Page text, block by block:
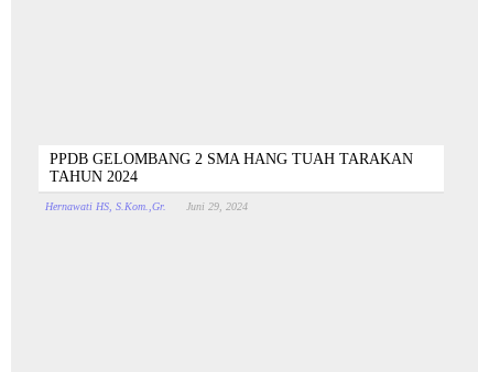
PPDB GELOMBANG 2 SMA HANG TUAH TARAKAN
TAHUN 2024
Hernawati HS, S.Kom.,Gr. Juni 29, 2024